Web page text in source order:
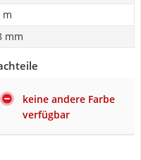
m
mm
keine andere Farbe
verfügbar